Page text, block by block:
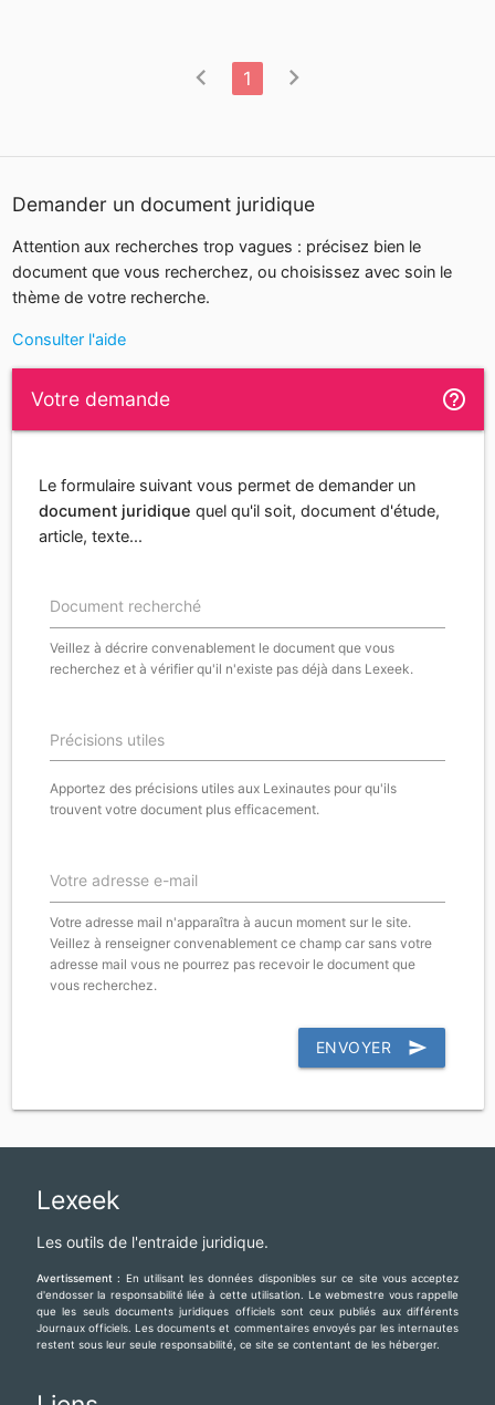
chevron_left 1 chevron_right
Demander un document juridique
Attention aux recherches trop vagues : précisez bien le
document que vous recherchez, ou choisissez avec soin le
thème de votre recherche.
Consulter l'aide
Votre demande help_outline
Le formulaire suivant vous permet de demander un
document juridique quel qu'il soit, document d'étude,
article, texte...
Document recherché
Veillez à décrire convenablement le document que vous
recherchez et à vérifier qu'il n'existe pas déjà dans Lexeek.
Précisions utiles
Apportez des précisions utiles aux Lexinautes pour qu'ils
trouvent votre document plus efficacement.
Votre adresse e-mail
Votre adresse mail n'apparaîtra à aucun moment sur le site.
Veillez à renseigner convenablement ce champ car sans votre
adresse mail vous ne pourrez pas recevoir le document que
vous recherchez.
ENVOYER send
Lexeek
Les outils de l'entraide juridique.
Avertissement : En utilisant les données disponibles sur ce site vous acceptez
d'endosser la responsabilité liée à cette utilisation. Le webmestre vous rappelle
que les seuls documents juridiques officiels sont ceux publiés aux différents
Journaux officiels. Les documents et commentaires envoyés par les internautes
restent sous leur seule responsabilité, ce site se contentant de les héberger.